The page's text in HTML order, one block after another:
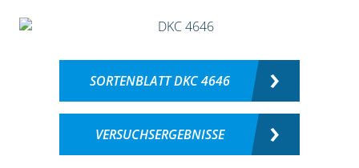
SORTENBLATT DKC 4646
VERSUCHSERGEBNISSE